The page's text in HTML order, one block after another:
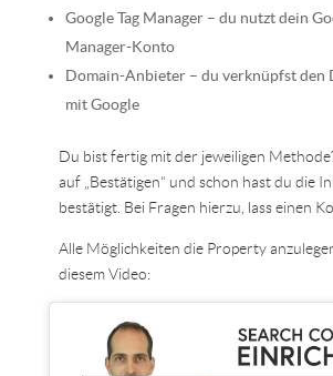
Google Tag Manager – du nutzt dein
Manager-Konto
Domain-Anbieter – du verknüpfst den
mit Google
Du bist fertig mit der jeweiligen
auf „Bestätigen“ und schon hast du die
bestätigt. Bei Fragen hierzu, lass einen
Alle Möglichkeiten die Property
diesem Video: